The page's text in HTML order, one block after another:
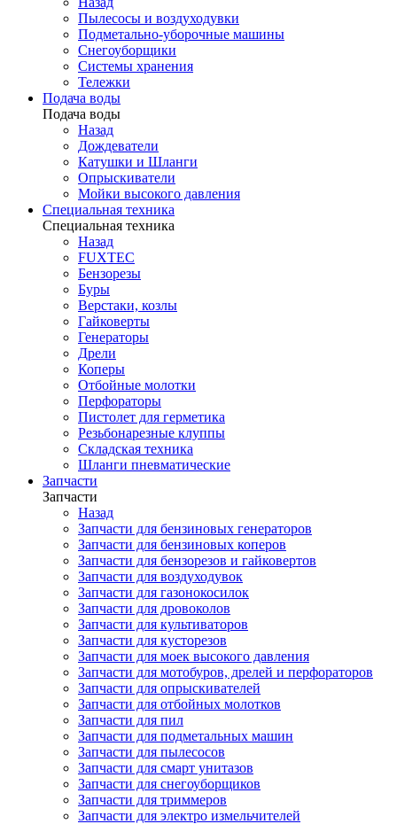
Пылесосы и воздуходувки
Подметально-уборочные машины
Снегоуборщики
Системы хранения
Тележки
Подача воды
Подача воды
Назад
Дождеватели
Катушки и Шланги
Опрыскиватели
Мойки высокого давления
Специальная техника
Специальная техника
Назад
FUXTEC
Бензорезы
Буры
Верстаки, козлы
Гайковерты
Генераторы
Дрели
Коперы
Отбойные молотки
Перфораторы
Пистолет для герметика
Резьбонарезные клуппы
Складская техника
Шланги пневматические
Запчасти
Запчасти
Назад
Запчасти для бензиновых генераторов
Запчасти для бензиновых коперов
Запчасти для бензорезов и гайковертов
Запчасти для воздуходувок
Запчасти для газонокосилок
Запчасти для дровоколов
Запчасти для культиваторов
Запчасти для кусторезов
Запчасти для моек высокого давления
Запчасти для мотобуров, дрелей и перфораторов
Запчасти для опрыскивателей
Запчасти для отбойных молотков
Запчасти для пил
Запчасти для подметальных машин
Запчасти для пылесосов
Запчасти для смарт унитазов
Запчасти для снегоуборщиков
Запчасти для триммеров
Запчасти для электро измельчителей